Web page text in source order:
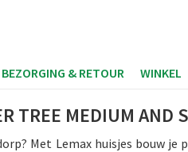
BEZORGING & RETOUR WINKEL
TREE MEDIUM AND
Met Lemax huisjes bouw